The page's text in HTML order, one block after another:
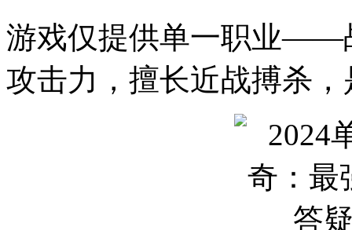
游戏仅提供单一职业——
攻击力，擅长近战搏杀